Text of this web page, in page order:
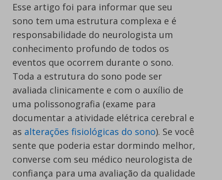
Esse artigo foi para informar que seu
sono tem uma estrutura complexa e é
responsabilidade do neurologista um
conhecimento profundo de todos os
eventos que ocorrem durante o sono.
Toda a estrutura do sono pode ser
avaliada clinicamente e com o auxílio de
uma polissonografia (exame para
documentar a atividade elétrica cerebral e
as alterações fisiológicas do sono). Se você
sente que poderia estar dormindo melhor,
converse com seu médico neurologista de
confiança para uma avaliação da qualidade